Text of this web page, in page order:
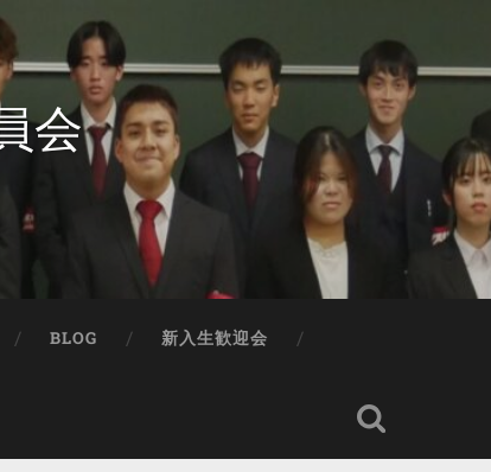
会
BLOG 新入生歓迎会